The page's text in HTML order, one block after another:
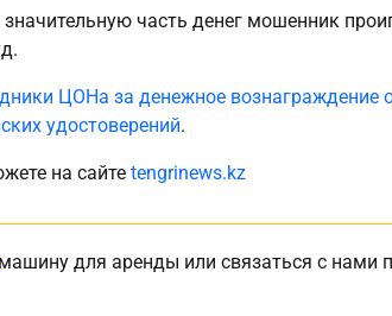
часть денег мошенник
ЦОНа за денежное вознаграждение
удостоверений.
на сайте tengrinews.kz
машину для аренды или связаться с нами